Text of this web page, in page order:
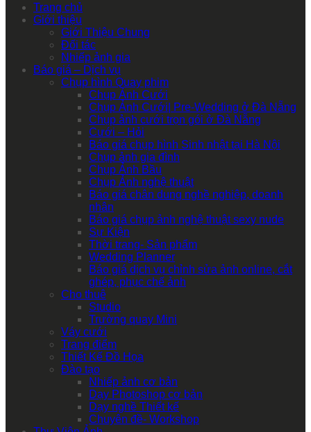
Trang chủ
Giới thiệu
Giới Thiệu Chung
Đối tác
Nhiếp ảnh gia
Báo giá – Dịch vụ
Chụp hình Quay phim
Chụp Ảnh Cưới
Chụp Ảnh Cưới| Pre-Wedding ở Đà Nẵng
Chụp ảnh cưới trọn gói ở Đà Nẵng
Cưới – Hỏi
Báo giá chụp hình Sinh nhật tại Hà Nội
Chụp ảnh gia đình
Chụp Ảnh Bầu
Chụp Ảnh nghệ thuật
Báo giá chân dung nghề nghiệp, doanh
nhân
Báo giá chụp ảnh nghệ thuật sexy nude
Sự Kiện
Thời trang- Sản phẩm
Wedding Planner
Báo giá dịch vụ chỉnh sửa ảnh online, cắt
ghép, phục chế ảnh
Cho thuê
Studio
Trường quay Mini
Váy cưới
Trang điểm
Thiết Kế Đồ Họa
Đào tạo
Nhiếp ảnh cơ bản
Dạy Photoshop cơ bản
Dạy nghề Thiết kế
Chuyên đề- Workshop